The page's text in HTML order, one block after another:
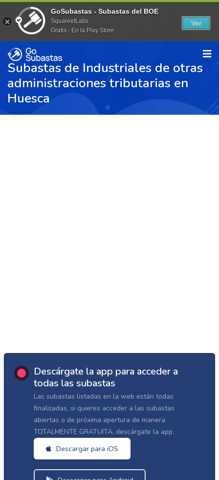
Subastas de Industriales de otras
administraciones tributarias en
Huesca
Descárgate la app para acceder a
todas las subastas
Las subastas listadas en la web están todas
finalizadas, si quieres acceder a las subastas
abiertas o de próxima apertura de manera
TOTALMENTE GRATUITA, descárgate la app.
Descargar para iOS
GoSubastas - Subastas del BOE
SquareetLabs
Gratis - En la Play Store
Ver